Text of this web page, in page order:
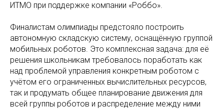
ИТМО при поддержке компании «Роббо».
Финалистам олимпиады предстояло построить
автономную складскую систему, оснащённую группой
мобильных роботов. Это комплексная задача: для её
решения школьникам требовалось поработать как
над проблемой управления конкретным роботом с
учётом его ограниченных вычислительных ресурсов,
так и продумать общее планирование движения для
всей группы роботов и распределение между ними